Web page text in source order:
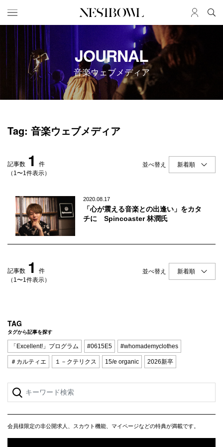
HOME
求人検索
新着求人
ブランド一覧
インタビュー
ニュース＆イベント
データ
コラボ募集一覧
SERVICE
初めての方へ
Q&A
企業担当の方へ
ログイン
JOURNAL
音楽ウェブメディア
Tag: 音楽ウェブメディア
記事数 1
件
（1〜1件表示）
並べ替え
2020.08.17
「心が震える音楽との出逢い」をカタ
チに Spincoaster 林潤氏
記事数 1
件
（1〜1件表示）
並べ替え
TAG
タグから記事を探す
「Excellent!」プログラム #0615E5 #whomademyclothes
＃カルティエ １－クテリクス 15/e organic 2026新卒
会員様限定の非公開求人、スカウト機能、マイページなどの特典が満載です。